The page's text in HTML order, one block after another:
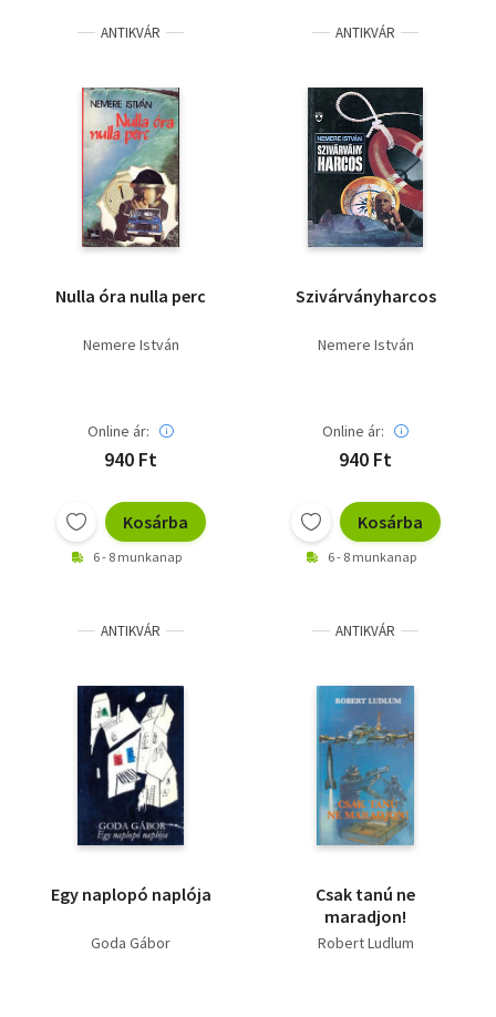
ANTIKVÁR
Nulla óra nulla perc
Nemere István
Online ár:
940 Ft
Kosárba
6 - 8 munkanap
ANTIKVÁR
Szivárványharcos
Nemere István
Online ár:
940 Ft
Kosárba
6 - 8 munkanap
ANTIKVÁR
Egy naplopó naplója
Goda Gábor
ANTIKVÁR
Csak tanú ne
maradjon!
Robert Ludlum